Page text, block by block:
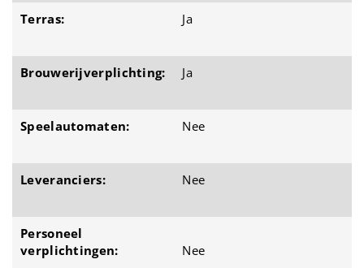
Terras: Ja
Brouwerijverplichting: Ja
Speelautomaten: Nee
Leveranciers: Nee
Personeel
verplichtingen:
Nee